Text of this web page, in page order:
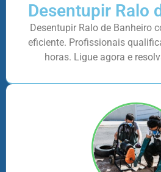
Desentupir Ralo
Desentupir Ralo de Banheiro
eficiente. Profissionais
horas. Ligue agora e